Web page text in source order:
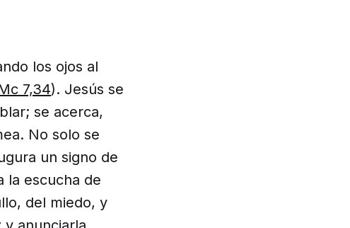
los ojos al
7,34). Jesús se
se acerca,
No solo se
un signo de
la escucha de
del miedo, y